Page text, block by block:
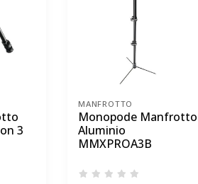
3
MANFROTTO
Monopode Manfrotto
Aluminio
MMXPROA3B